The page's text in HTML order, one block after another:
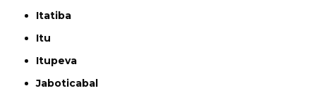
Itatiba
Itu
Itupeva
Jaboticabal